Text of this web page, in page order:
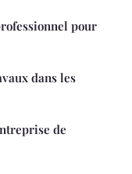
pour
dans les
de